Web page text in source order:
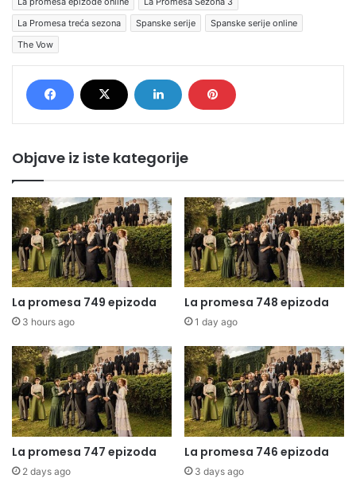
La Promesa treća sezona
Spanske serije
Spanske serije online
The Vow
Objave iz iste kategorije
La promesa 749 epizoda
3 hours ago
La promesa 748 epizoda
1 day ago
La promesa 747 epizoda
2 days ago
La promesa 746 epizoda
3 days ago